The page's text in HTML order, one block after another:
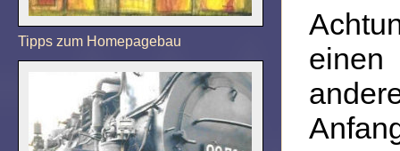
Tipps zum Homepagebau